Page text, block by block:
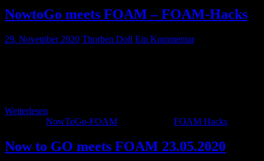
NowtoGo meets FOAM – FOAM-Hacks
29. November 2020 Thorben Doll Ein Kommentar
Weiterlesen
NowToGo-FOAM FOAM Hacks
Now to GO meets FOAM 23.05.2020